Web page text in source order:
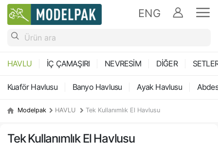
ENG
HAVLU İÇ ÇAMAŞIRI NEVRESİM DİĞER
Kuaför Havlusu Banyo Havlusu Ayak Havlusu
Modelpak HAVLU Tek Kullanımlık El Havlusu
Tek Kullanımlık El Havlusu